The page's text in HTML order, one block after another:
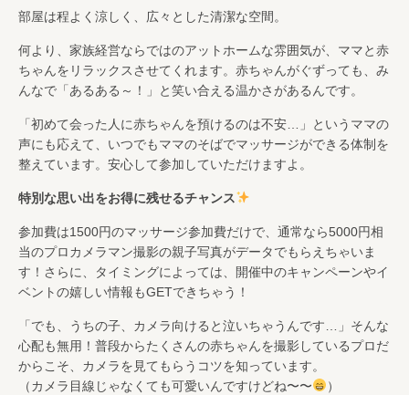
部屋は程よく涼しく、広々とした清潔な空間。
何より、家族経営ならではのアットホームな雰囲気が、ママと赤
ちゃんをリラックスさせてくれます。赤ちゃんがぐずっても、み
んなで「あるある～！」と笑い合える温かさがあるんです。
「初めて会った人に赤ちゃんを預けるのは不安…」というママの
声にも応えて、いつでもママのそばでマッサージができる体制を
整えています。安心して参加していただけますよ。
特別な思い出をお得に残せるチャンス
参加費は1500円のマッサージ参加費だけで、通常なら5000円相
当のプロカメラマン撮影の親子写真がデータでもらえちゃいま
す！さらに、タイミングによっては、開催中のキャンペーンやイ
ベントの嬉しい情報もGETできちゃう！
「でも、うちの子、カメラ向けると泣いちゃうんです…」そんな
心配も無用！普段からたくさんの赤ちゃんを撮影しているプロだ
からこそ、カメラを見てもらうコツを知っています。
（カメラ目線じゃなくても可愛いんですけどね〜〜
）